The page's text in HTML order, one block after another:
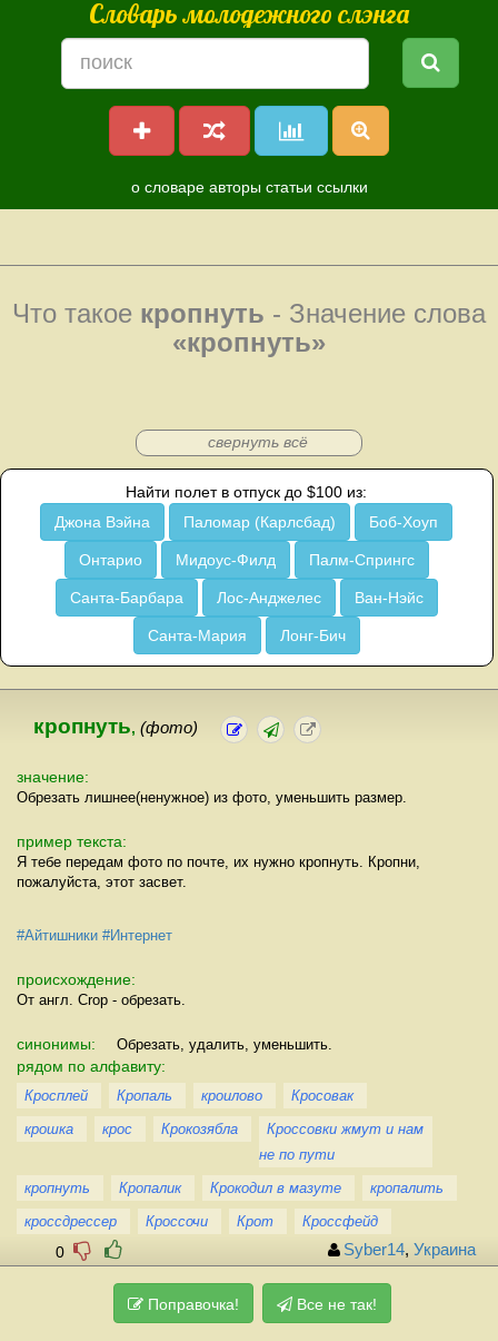
Словарь молодежного слэнга
о словаре авторы статьи ссылки
Что такое кропнуть - Значение слова
«кропнуть»
свернуть всё
Найти полет в отпуск до $100 из:
Джона Вэйна
Паломар (Карлсбад) Боб-Хоуп
Онтарио Мидоус-Филд Палм-Спрингс
Санта-Барбара Лос-Анджелес Ван-Нэйс
Санта-Мария Лонг-Бич
кропнуть, (фото)
значение:
Обрезать лишнее(ненужное) из фото, уменьшить размер.
пример текста:
Я тебе передам фото по почте, их нужно кропнуть. Кропни,
пожалуйста, этот засвет.
#Айтишники #Интернет
происхождение:
От англ. Crop - обрезать.
синонимы: Обрезать, удалить, уменьшить.
рядом по алфавиту:
Кросплей Кропаль кроилово
Кросовак
крошка
крос Крокозябла
Кроссовки жмут и нам
не по пути
кропнуть
Кропалик Крокодил в мазуте
кропалить
кроссдрессер
Кроссочи Крот Кроссфейд
0 Syber14, Украина
Поправочка! Все не так!